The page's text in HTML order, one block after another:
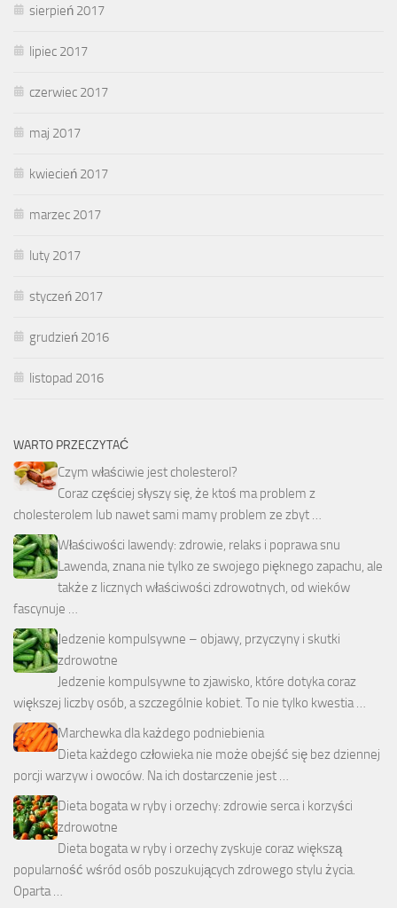
sierpień 2017
lipiec 2017
czerwiec 2017
maj 2017
kwiecień 2017
marzec 2017
luty 2017
styczeń 2017
grudzień 2016
listopad 2016
WARTO PRZECZYTAĆ
Czym właściwie jest cholesterol?
Coraz częściej słyszy się, że ktoś ma problem z
cholesterolem lub nawet sami mamy problem ze zbyt …
Właściwości lawendy: zdrowie, relaks i poprawa snu
Lawenda, znana nie tylko ze swojego pięknego zapachu, ale
także z licznych właściwości zdrowotnych, od wieków
fascynuje …
Jedzenie kompulsywne – objawy, przyczyny i skutki
zdrowotne
Jedzenie kompulsywne to zjawisko, które dotyka coraz
większej liczby osób, a szczególnie kobiet. To nie tylko kwestia …
Marchewka dla każdego podniebienia
Dieta każdego człowieka nie może obejść się bez dziennej
porcji warzyw i owoców. Na ich dostarczenie jest …
Dieta bogata w ryby i orzechy: zdrowie serca i korzyści
zdrowotne
Dieta bogata w ryby i orzechy zyskuje coraz większą
popularność wśród osób poszukujących zdrowego stylu życia.
Oparta …